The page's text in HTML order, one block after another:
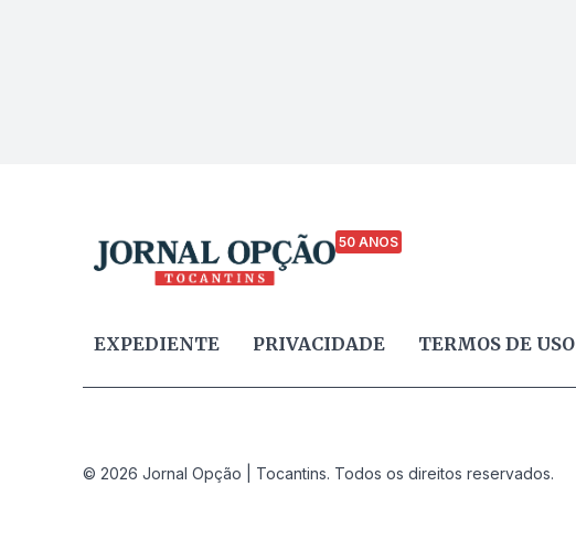
50 ANOS
EXPEDIENTE PRIVACIDADE TERMOS DE USO
© 2026 Jornal Opção | Tocantins. Todos os direitos reservados.